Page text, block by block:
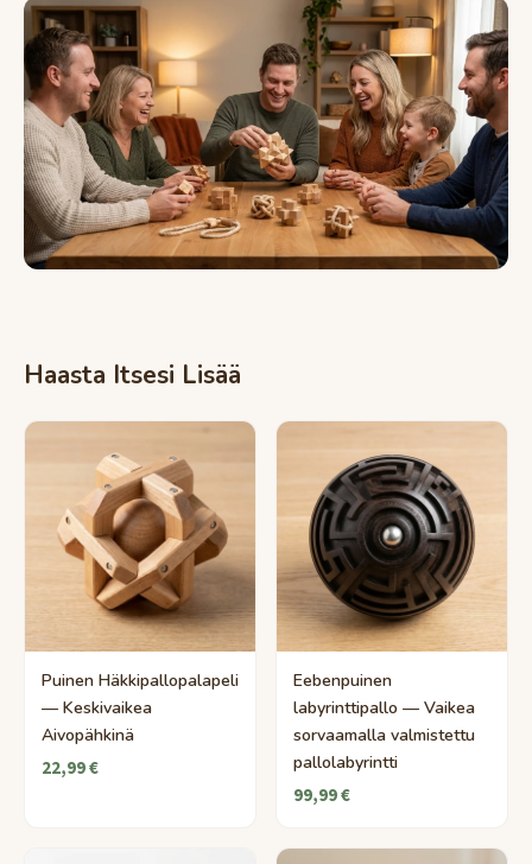
Haasta Itsesi Lisää
Puinen Häkkipallopalapeli
— Keskivaikea
Aivopähkinä
22,99 €
Eebenpuinen
labyrinttipallo — Vaikea
sorvaamalla valmistettu
pallolabyrintti
99,99 €